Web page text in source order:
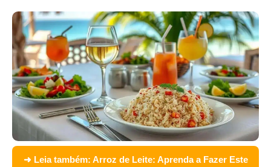
➜ Leia também: Arroz de Leite: Aprenda a Fazer Este